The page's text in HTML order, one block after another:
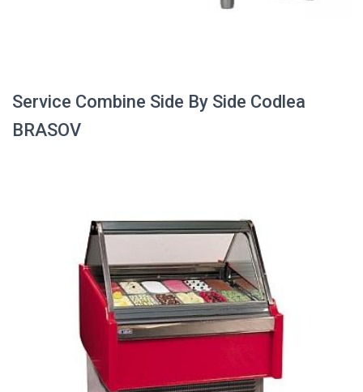
Service Combine Side By Side Codlea
BRASOV